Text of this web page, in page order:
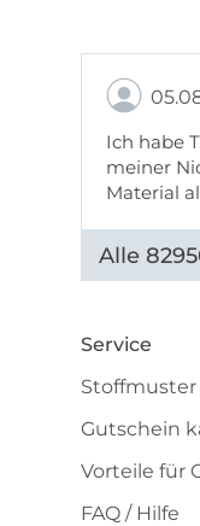
Ich habe
meiner
Material
Abbildung
Alle
Service
Gutschein
Vorteile für
FAQ / Hilfe